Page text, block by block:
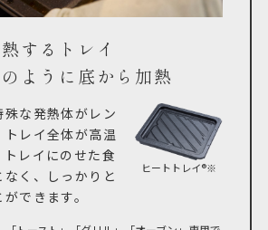
するトレイ
ように底から加熱
殊な発熱体がレン
レイ全体が高温
レイにのせた食
く、しっかりと
できます。
ヒートトレイ®※